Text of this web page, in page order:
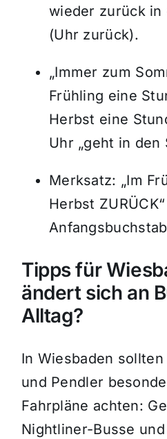
wieder zurück in
(Uhr zurück).
„Immer zum
Frühling eine
Herbst eine
Uhr „geht in den
Merksatz: „Im
Herbst
Tipps für
ändert sich an
Alltag?
In Wiesbaden
und Pendler
Fahrpläne achten:
Nightliner-Busse